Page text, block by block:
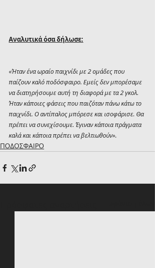
Αναλυτικά όσα δήλωσε:
«Ήταν ένα ωραίο παιχνίδι με 2 ομάδες που
παίζουν καλό ποδόσφαιρο. Εμείς δεν μπορέσαμε
να διατηρήσουμε αυτή τη διαφορά με τα 2 γκολ.
Ήταν κάποιες φάσεις που παιζόταν πάνω κάτω το
παιχνίδι. Ο αντίπαλος μπόρεσε και ισοφάρισε. Θα
πρέπει να συνεχίσουμε. Έγιναν κάποια πράγματα
καλά και κάποια πρέπει να βελτιωθούν».
ΠΟΔΟΣΦΑΙΡΟ